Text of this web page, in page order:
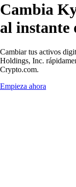
Cambia
al instante
Cambiar tus activos
Holdings, Inc.
Crypto.com.
Empieza ahora